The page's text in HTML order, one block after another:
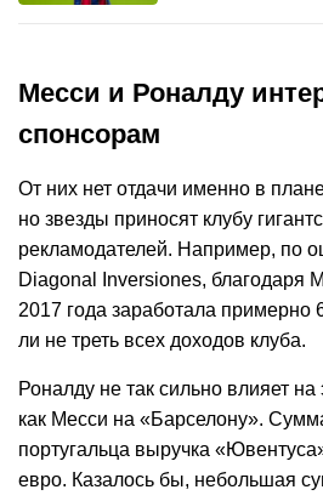
Месси и Роналду
спонсорам
От них нет отдачи именно в
но звезды приносят клубу
рекламодателей. Например, по
Diagonal Inversiones, благодаря
2017 года заработала
ли не треть всех доходов клуба.
Роналду не так сильно влияет на
как Месси на «Барселону».
португальца выручка
евро. Казалось бы, небольшая